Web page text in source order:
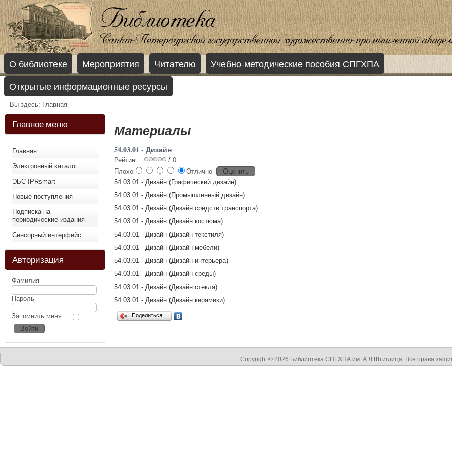
О библиотеке Мероприятия Читателю
Учебно-методические пособия СПГХПА
Открытые информационные ресурсы
Вы здесь: Главная
Главное меню
Главная
Электронный каталог
ЭБС IPRsmart
Новые поступления
Подписка на
периодические издания
Сенсорный интерфейс
Авторизация
Фамилия
Пароль
Запомнить меня
Материалы
54.03.01 - Дизайн
Рейтинг:
/ 0
Плохо
Отлично
54.03.01 - Дизайн (Графический дизайн)
54.03.01 - Дизайн (Промышленный дизайн)
54.03.01 - Дизайн (Дизайн средств транспорта)
54.03.01 - Дизайн (Дизайн костюма)
54.03.01 - Дизайн (Дизайн текстиля)
54.03.01 - Дизайн (Дизайн мебели)
54.03.01 - Дизайн (Дизайн интерьера)
54.03.01 - Дизайн (Дизайн среды)
54.03.01 - Дизайн (Дизайн стекла)
54.03.01 - Дизайн (Дизайн керамики)
Поделиться…
Copyright © 2026 Библиотека СПГХПА им. А.Л.Штиглица. Все права